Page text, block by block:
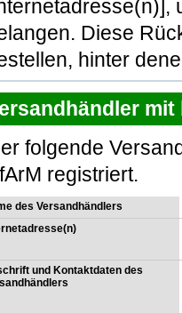
Diese
hinter
folgende
registriert.
des Versandhändlers
und Kontaktdaten des